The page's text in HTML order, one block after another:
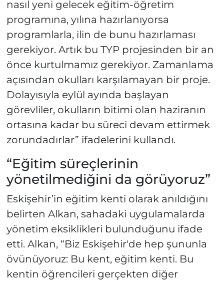
nasıl yeni gelecek eğitim-öğretim
programına, yılına hazırlanıyorsa
programlarla, ilin de bunu hazırlaması
gerekiyor. Artık bu TYP projesinden bir an
önce kurtulmamız gerekiyor. Zamanlama
açısından okulları karşılamayan bir proje.
Dolayısıyla eylül ayında başlayan
görevliler, okulların bitimi olan haziranın
ortasına kadar bu süreci devam ettirmek
zorundadırlar” ifadelerini kullandı.
“Eğitim süreçlerinin
yönetilmediğini da görüyoruz”
Eskişehir’in eğitim kenti olarak anıldığını
belirten Alkan, sahadaki uygulamalarda
yönetim eksiklikleri bulunduğunu ifade
etti. Alkan, “Biz Eskişehir'de hep şununla
övünüyoruz: Bu kent, eğitim kenti. Bu
kentin öğrencileri gerçekten diğer